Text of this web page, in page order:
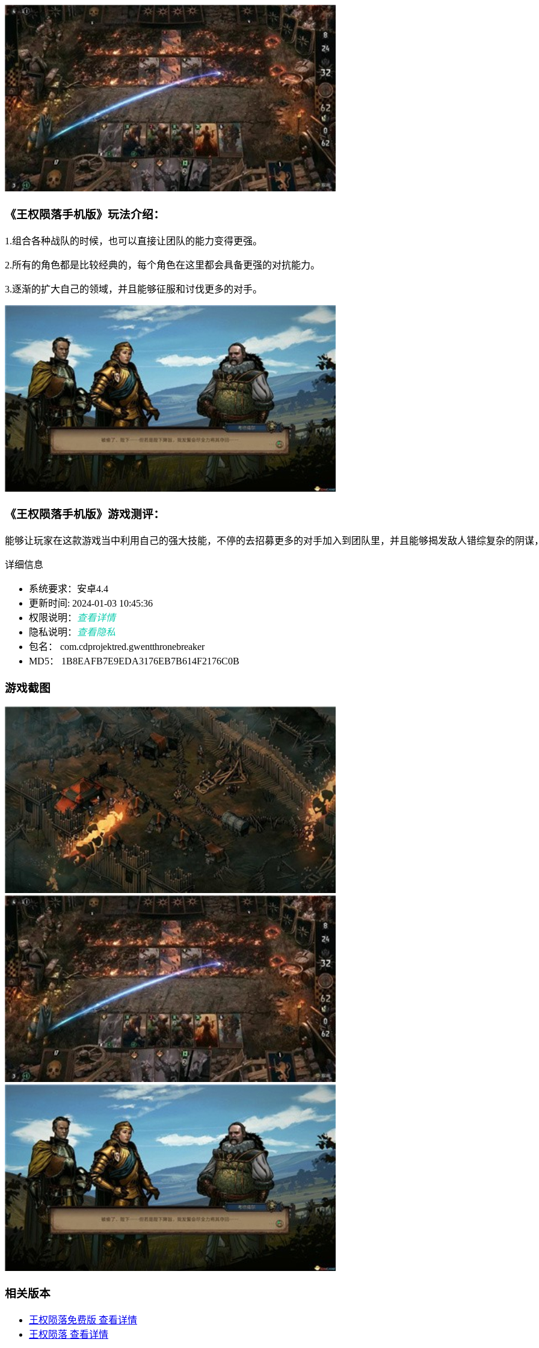
《王权陨落手机版》玩法介绍：
1.组合各种战队的时候，也可以直接让团队的能力变得更强。
2.所有的角色都是比较经典的，每个角色在这里都会具备更强的对抗能力。
3.逐渐的扩大自己的领域，并且能够征服和讨伐更多的对手。
《王权陨落手机版》游戏测评：
能够让玩家在这款游戏当中利用自己的强大技能，不停的去招募更多的对手加入到团队里，并且能够揭发敌人错综复杂的阴谋
详细信息
系统要求：安卓4.4
更新时间: 2024-01-03 10:45:36
权限说明：
查看详情
隐私说明：
查看隐私
包名： com.cdprojektred.gwentthronebreaker
MD5： 1B8EAFB7E9EDA3176EB7B614F2176C0B
游戏截图
相关版本
王权陨落免费版 查看详情
王权陨落 查看详情